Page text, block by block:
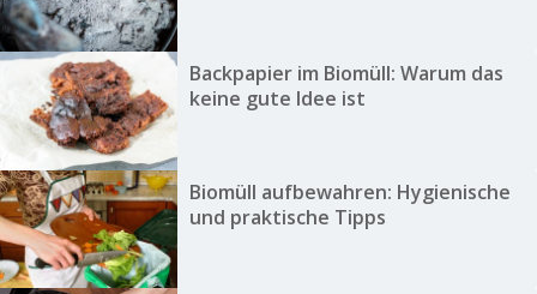
Backpapier im Biomüll: Warum das
keine gute Idee ist
Biomüll aufbewahren: Hygienische
und praktische Tipps